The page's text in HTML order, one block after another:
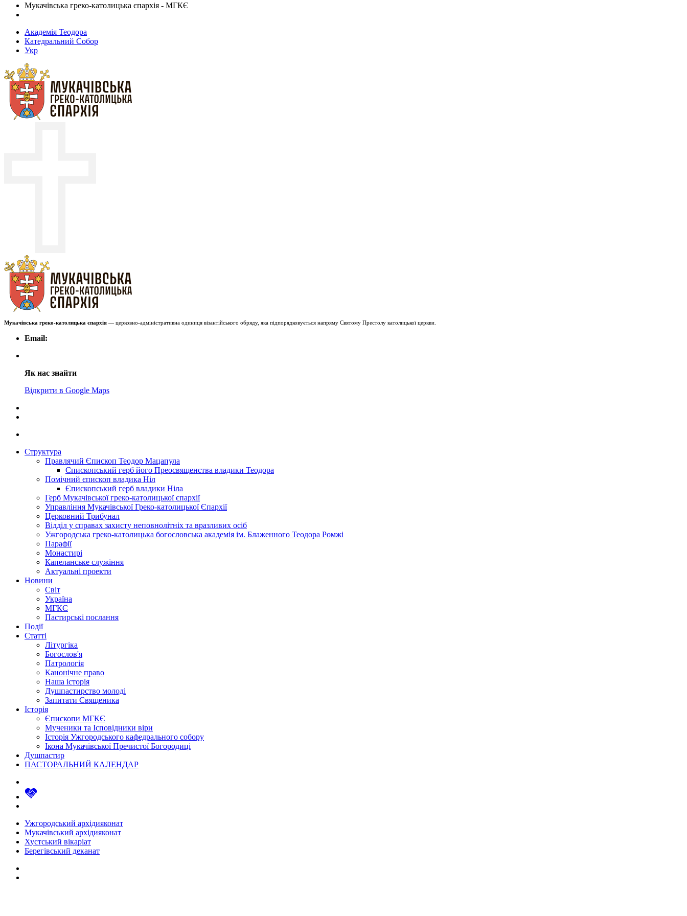
Мукачівська греко-католицька єпархія - МГКЄ
Академія Теодора
Катедральний Собор
Укр
Мукачівська греко-католицька єпархія — церковно-адміністративна одиниця візантійського обряду, яка підпорядковується напряму Святому Престолу католицької церкви.
Email:
Як нас знайти
Відкрити в Google Maps
Структура
Правлячий Єпископ Теодор Мацапула
Єпископський герб його Преосвященства владики Теодора
Помічний єпископ владика Ніл
Єпископський герб владики Ніла
Герб Мукачівської греко-католицької єпархії
Управління Мукачівської Греко-католицької Єпархії
Церковний Трибунал
Відділ у справах захисту неповнолітніх та вразливих осіб
Ужгородська греко-католицька богословська академія ім. Блаженного Теодора Ромжі
Парафії
Монастирі
Капеланське служіння
Актуальні проекти
Новини
Світ
Україна
МГКЄ
Пастирські послання
Події
Статті
Літургіка
Богослов'я
Патрологія
Канонічне право
Наша історія
Душпастирство молоді
Запитати Священика
Історія
Єпископи МГКЄ
Мученики та Ісповідники віри
Історія Ужгородського кафедрального собору
Ікона Мукачівської Пречистої Богородиці
Душпастир
ПАСТОРАЛЬНИЙ КАЛЕНДАР
Ужгородський архідияконат
Мукачівський архідияконат
Хустський вікаріат
Берегівський деканат